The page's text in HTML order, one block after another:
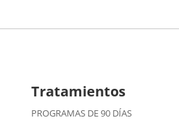
Tratamientos
PROGRAMAS DE 90 DÍAS